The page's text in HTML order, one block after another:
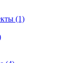
(1)